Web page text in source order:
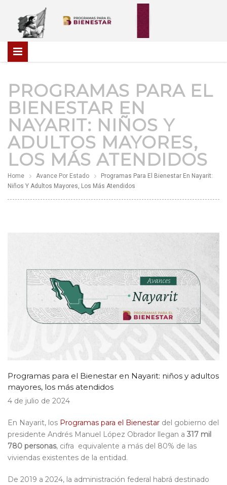
PROGRAMAS PARA EL
BIENESTAR EN
NAYARIT: NIÑOS Y
ADULTOS MAYORES,
LOS MÁS ATENDIDOS
Home Avance Por Estado
Programas Para El Bienestar En Nayarit:
Niños Y Adultos Mayores, Los Más Atendidos
Programas para el Bienestar en Nayarit: niños y adultos
mayores, los más atendidos
4 de julio de 2024
En Nayarit, los Programas para el Bienestar del gobierno del
presidente Andrés Manuel López Obrador llegan a 317 mil
780 personas, cifra equivalente a más del 80% de las
viviendas existentes de la entidad.
De 2019 a 2024, la administración federal habrá destinado